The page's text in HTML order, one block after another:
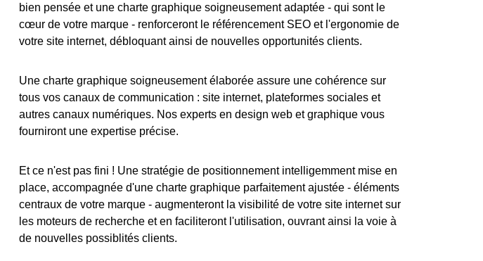
bien pensée et une charte graphique soigneusement adaptée - qui sont le
cœur de votre marque - renforceront le référencement SEO et l'ergonomie de
votre site internet, débloquant ainsi de nouvelles opportunités clients.
Une charte graphique soigneusement élaborée assure une cohérence sur
tous vos canaux de communication : site internet, plateformes sociales et
autres canaux numériques. Nos experts en design web et graphique vous
fourniront une expertise précise.
Et ce n'est pas fini ! Une stratégie de positionnement intelligemment mise en
place, accompagnée d'une charte graphique parfaitement ajustée - éléments
centraux de votre marque - augmenteront la visibilité de votre site internetsur
les moteurs de recherche et en faciliteront l'utilisation, ouvrant ainsi la voie à
de nouvelles possiblités clients.